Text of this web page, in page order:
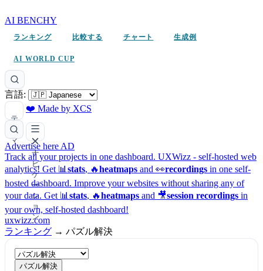
AI BENCHY
ランキング 比較する チャート 生成例
AI WORLD CUP
言語:
テ
ー
マ
❤️ Made by XCS
ナ
ビ
ゲ
ー
シ
ョ
ン
Advertise here AD
Track all your projects in one dashboard. UXWizz - self-hosted web
analytics! Get 📊 stats, 🔥heatmaps and 👀recordings in one self-
hosted dashboard. Improve your websites without sharing any of
your data. Get 📊 stats, 🔥heatmaps and 🎥session recordings in
your own, self-hosted dashboard!
uxwizz.com
ランキング → パズル解決
パズル解決